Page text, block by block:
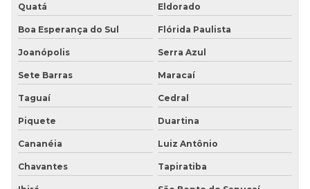
Quatá Eldorado
Boa Esperança do Sul Flórida Paulista
Joanópolis Serra Azul
Sete Barras Maracaí
Taguaí Cedral
Piquete Duartina
Cananéia Luiz Antônio
Chavantes Tapiratiba